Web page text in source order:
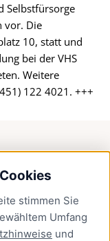
stimmen Sie
Umfang
und
Selbstfürsorge
vor. Die
10, statt und
bei der VHS
Weitere
122 4021. +++